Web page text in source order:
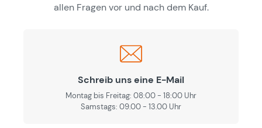
allen Fragen vor und nach dem Kauf.
Schreib uns eine E-Mail
Montag bis Freitag: 08:00 - 18:00 Uhr
Samstags: 09.00 - 13.00 Uhr